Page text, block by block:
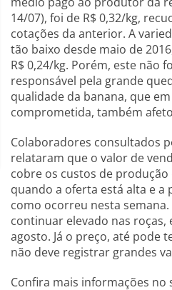
14/07), foi de R$ 0,32/kg,
cotações da anterior. A
tão baixo desde maio de
R$ 0,24/kg. Porém, este não
responsável pela grande
qualidade da banana, que
comprometida, também
Colaboradores consultados
relataram que o valor de
cobre os custos de
quando a oferta está alta e a
como ocorreu nesta
continuar elevado nas roças,
agosto. Já o preço, até pode
não deve registrar grandes
Confira mais informações no